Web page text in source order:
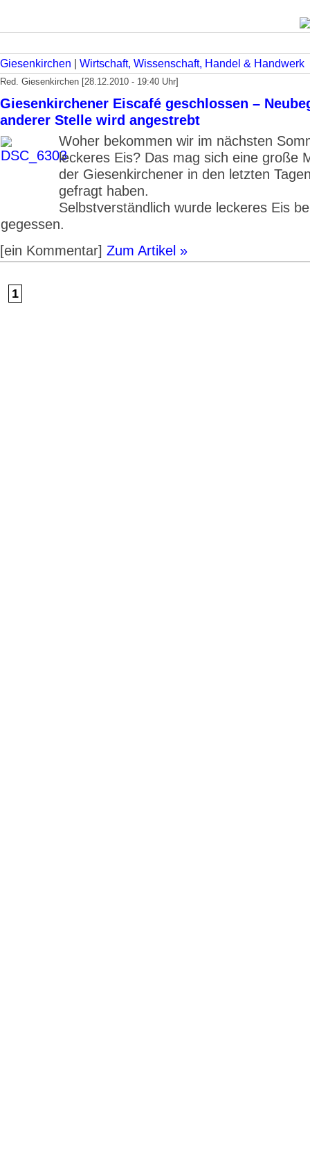
Giesenkirchen Wirtschaft, Wissenschaft, Handel & Handwerk
Red. Giesenkirchen [28.12.2010 - 19:40 Uhr]
Giesenkirchener Eiscafé geschlossen –
anderer Stelle wird angestrebt
Woher bekommen wir im nächsten
leckeres Eis? Das mag sich eine große
der Giesenkirchener in den letzten
gefragt haben.
Selbstverständlich wurde leckeres Eis
gegessen.
[ein Kommentar] Zum Artikel »
1